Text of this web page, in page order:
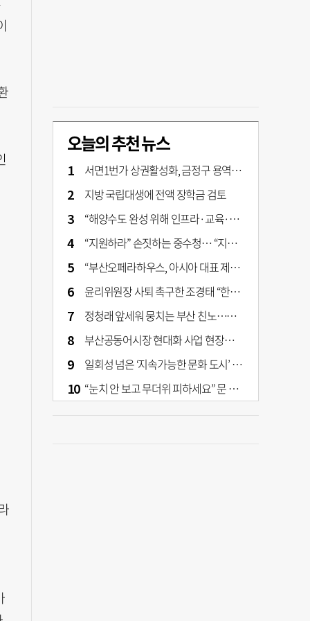
오늘의 추천 뉴스
서면1번가 상권활성화, 금정구 용역 그대로 ‘복붙’
지방 국립대생에 전액 장학금 검토
“해양수도 완성 위해 인프라·교육·세제 등 전방위 지원”…부산해양수도특별법’ 개정안 발의
“지원하라” 손짓하는 중수청… “지켜보자” 머뭇대는 검찰
“부산오페라하우스, 아시아 대표 제작 극장 지향해야”
윤리위원장 사퇴 촉구한 조경태 “한동훈 제명 철회해야”
정청래 앞세워 뭉치는 부산 친노…전대 결과가 부산 민주 세력 판도 바꾼다
부산공동어시장 현대화 사업 현장서 오염토 발견
일회성 넘은 ‘지속가능한 문화 도시’ 원동력은 시민 지지 [부산은 열려 있다]
“눈치 안 보고 무더위 피하세요” 문 활짝 연 은행·마트